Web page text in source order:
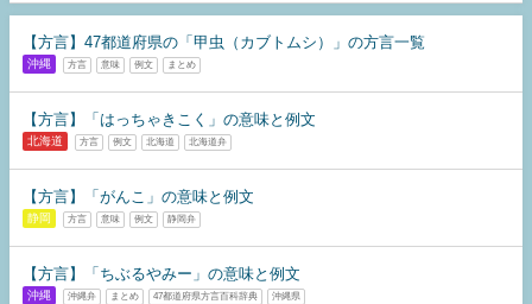
【方言】47都道府県の「甲虫（カブトムシ）」の方言一覧
沖縄 方言 意味 例文 まとめ
【方言】「はっちゃきこく」の意味と例文
北海道 方言 例文 北海道 北海道弁
【方言】「がんこ」の意味と例文
静岡 方言 意味 例文 静岡弁
【方言】「ちぶるやみー」の意味と例文
沖縄 沖縄弁 まとめ 47都道府県方言百科辞典 沖縄県